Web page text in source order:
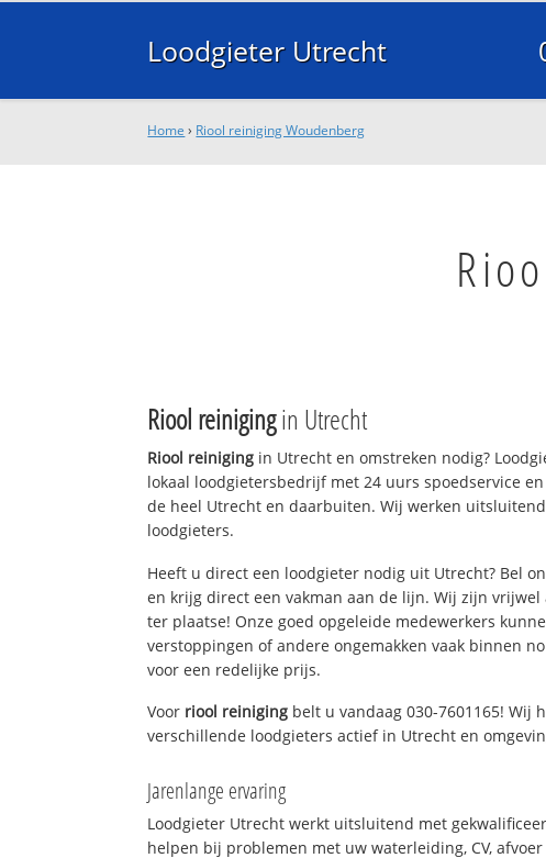
Loodgieter Utrecht
Home › Riool reiniging Woudenberg
Riool reinigingin Utrecht
Riool reiniging in Utrecht en omstreken nodig?
lokaal loodgietersbedrijf met 24 uurs spoedservice
de heel Utrecht en daarbuiten. Wij werken
loodgieters.
Heeft u direct een loodgieter nodig uit Utrecht? Bel
en krijg direct een vakman aan de lijn. Wij zijn
ter plaatse! Onze goed opgeleide medewerkers
verstoppingen of andere ongemakken vaak binnen
voor een redelijke prijs.
Voor riool reiniging belt u vandaag 030-7601165! Wij
verschillende loodgieters actief in Utrecht en
Jarenlange ervaring
Loodgieter Utrecht werkt uitsluitend met
helpen bij problemen met uw waterleiding, CV,